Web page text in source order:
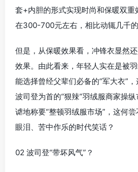
套+内胆的形式实现时尚和保暖双重
在300-700元左右，相比动辄几千的
但是，从保暖效果看，冲锋衣显然
效果。由此看来，年轻人实在是被
能选择曾经父辈们必备的“军大衣”
波司登为首的“狠辣”羽绒服商家操
谑地称要“整顿羽绒服市场”，这何
眼泪、苦中作乐的时代笑话？
02 波司登“带坏风气”？